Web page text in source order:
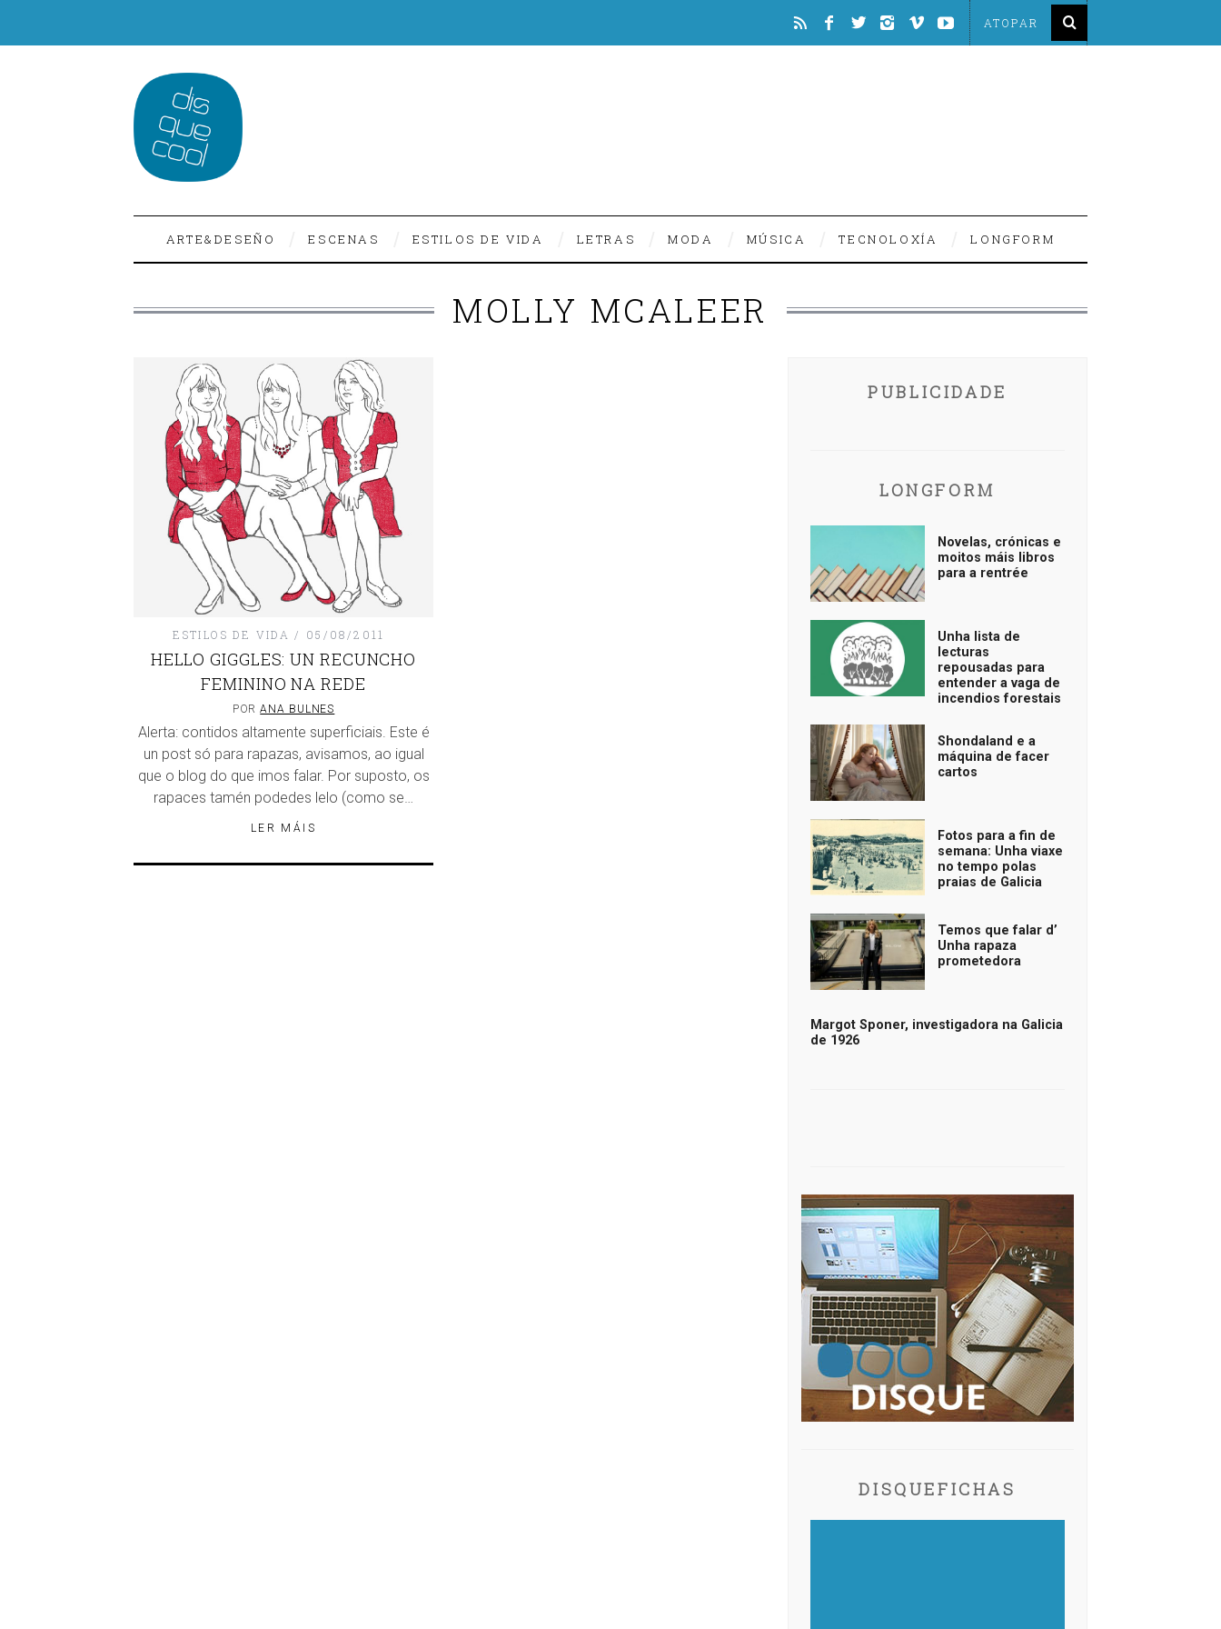
ARTE&DESEÑO ESCENAS ESTILOS DE VIDA LETRAS MODA MÚSICA TECNOLOXÍA LONGFORM
MOLLY MCALEER
ESTILOS DE VIDA 05/08/2011
HELLO GIGGLES: UN RECUNCHO
FEMININO NA REDE
PORANA BULNES
Alerta: contidos altamente superficiais. Este é
un post só para rapazas, avisamos, ao igual
que o blog do que imos falar. Por suposto, os
rapaces tamén podedes lelo (como se…
LER MÁIS
PUBLICIDADE
LONGFORM
Novelas, crónicas e
moitos máis libros
para a rentrée
Unha lista de
lecturas
repousadas para
entender a vaga de
incendios forestais
Shondaland e a
máquina de facer
cartos
Fotos para a fin de
semana: Unha viaxe
no tempo polas
praias de Galicia
Temos que falar d’
Unha rapaza
prometedora
Margot Sponer, investigadora na Galicia
de 1926
DISQUEFICHAS